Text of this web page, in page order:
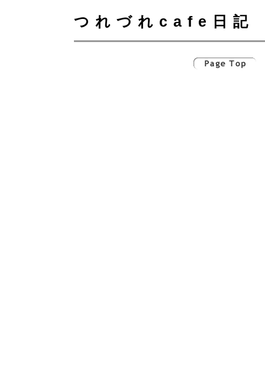
つれづれcafe日記